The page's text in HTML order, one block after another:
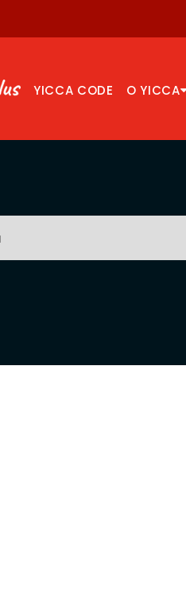
YICCA CODE O YICCA